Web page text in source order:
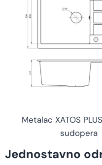
Metalac XATOS
sudopera
Jednostavno